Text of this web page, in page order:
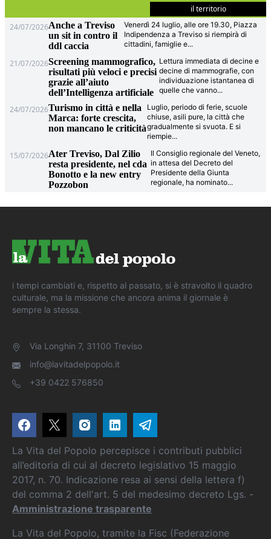
il territorio
24/07/2026Anche a Treviso
un sit in contro il
ddl caccia
Venerdì 24 luglio, alle ore 19.30, Piazza
Indipendenza a Treviso si riempirà di
cittadini, famiglie e...
21/07/2026Screening mammografico,
risultati più veloci e precisi
grazie all’aiuto
dell’Intelligenza artificiale
Lettura immediata di decine e
decine di mammografie, con
individuazione istantanea di
quelle che vanno...
24/07/2026Turismo in città e nella
Marca: forte crescita,
non mancano le criticità
Luglio, periodo di ferie, scuole
chiuse, asili pure, la città che
gradualmente si svuota. E si
riempie...
15/07/2026Ater Treviso, Dal Zilio
resta presidente, nel cda
Bonotto e la new entry
Pozzobon
Il Consiglio regionale del Veneto,
in attesa del Decreto del
Presidente della Giunta
regionale, ha nominato...
i tempi cambiati e, rispetto al passato, si è stravolto il quadro
culturale, ma la missione che ancora anima il giornale è
sempre la stessa.
Via Longhin 7, 31100 Treviso
info@lavitadelpopolo.it
+39 0422 576850
La Vita del Popolo percepisce i contributi pubblici
all’editoria di cui al decreto legislativo 15 maggio
2017, n. 70. Indicazione resa ai sensi della lettera f)
del comma 2 dell'art. 5 del medesimo decreto Lgs. -
Amministrazione trasparente
La Vita del Popolo, tramite la Fisc (Federazione